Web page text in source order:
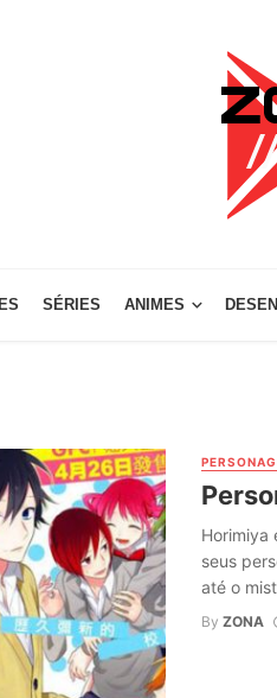
SÉRIES ANIMES
Horimiya
seus
até o
By ZONA